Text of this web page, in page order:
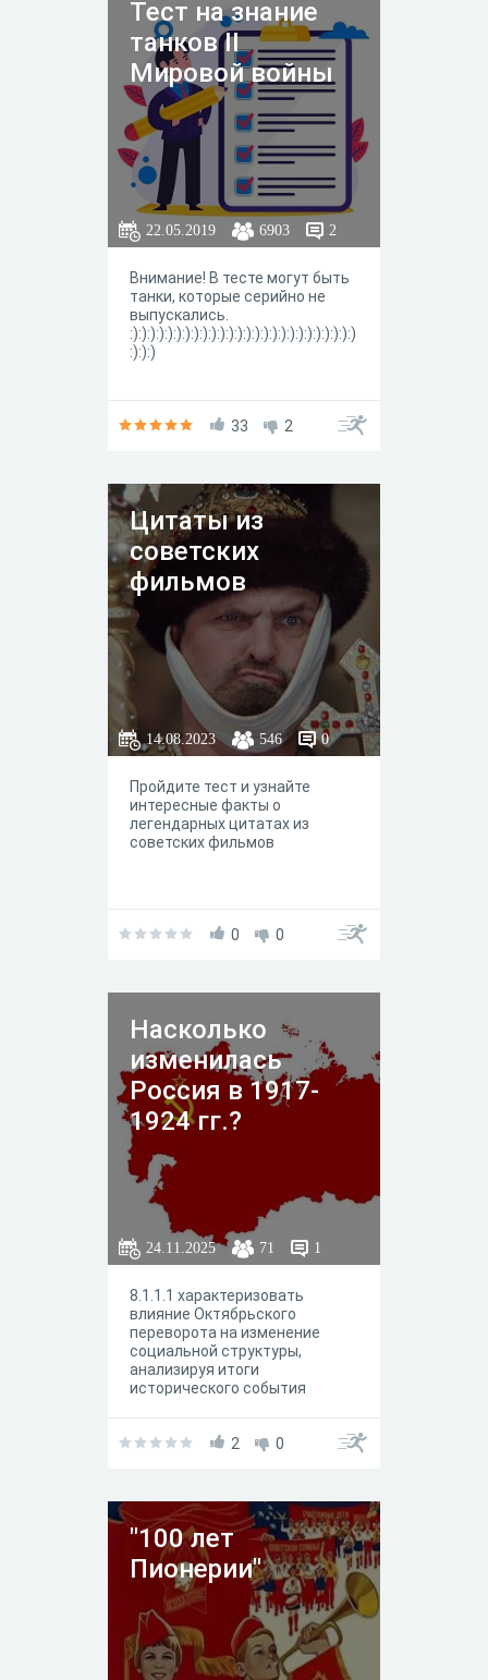
Тест на знание
танков II
Мировой войны
22.05.2019 6903 2
Внимание! В тесте могут быть
танки, которые серийно не
выпускались.
:):):):):):):):):):):):):):):):):):):):):):):):):):)
:):):)
33 2
Цитаты из
советских
фильмов
14.08.2023 546 0
Пройдите тест и узнайте
интересные факты о
легендарных цитатах из
советских фильмов
0 0
Насколько
изменилась
Россия в 1917-
1924 гг.?
24.11.2025 71 1
8.1.1.1 характеризовать
влияние Октябрьского
переворота на изменение
социальной структуры,
анализируя итоги
исторического события
2 0
"100 лет
Пионерии"